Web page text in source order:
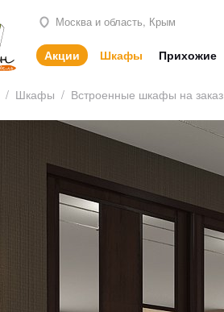
Москва и область, Крым
Акции Шкафы Прихожие
/ Шкафы / Встроенные шкафы на заказ